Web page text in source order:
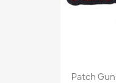
Patch